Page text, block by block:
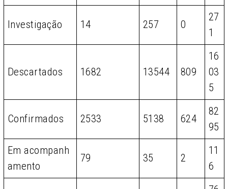
Investigação 14 257 0
27
1
Descartados 1682 13544 809
16
03
5
Confirmados 2533 5138 624
82
95
Em acompanh
amento
79 35 2
11
6